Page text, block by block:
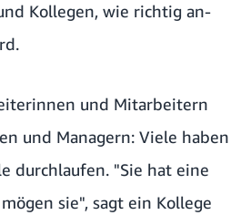
Kollegen, wie richtig an-
und Mitarbeitern
und Managern: Viele haben
durchlaufen. "Sie hat eine
sie", sagt ein Kollege